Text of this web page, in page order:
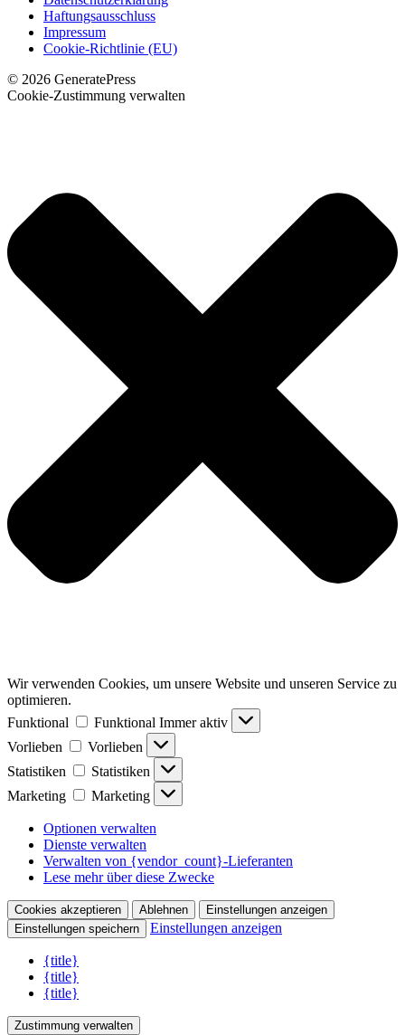
Haftungsausschluss
Impressum
Cookie-Richtlinie (EU)
© 2026 GeneratePress
Cookie-Zustimmung verwalten
Wir verwenden Cookies, um unsere Website und unseren Service zu
optimieren.
Funktional
Funktional Immer aktiv
Vorlieben
Vorlieben
Statistiken
Statistiken
Marketing
Marketing
Optionen verwalten
Dienste verwalten
Verwalten von {vendor_count}-Lieferanten
Lese mehr über diese Zwecke
Cookies akzeptieren Ablehnen
Einstellungen anzeigen
Einstellungen speichern
Einstellungen anzeigen
{title}
{title}
{title}
Zustimmung verwalten